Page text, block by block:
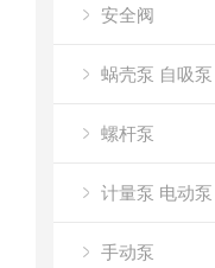
安全阀
蜗壳泵 自吸泵
螺杆泵
计量泵 电动泵
手动泵